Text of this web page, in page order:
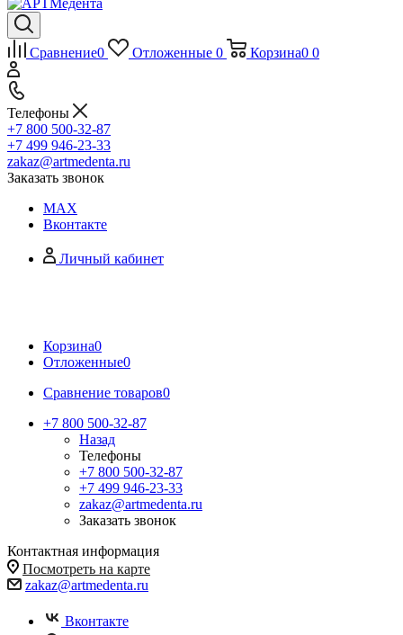
Сравнение0 Отложенные 0 Корзина0 0
Телефоны
+7 800 500-32-87
+7 499 946-23-33
zakaz@artmedenta.ru
Заказать звонок
MAX
Вконтакте
Личный кабинет
Корзина0
Отложенные0
Сравнение товаров0
+7 800 500-32-87
Назад
Телефоны
+7 800 500-32-87
+7 499 946-23-33
zakaz@artmedenta.ru
Заказать звонок
Контактная информация
Посмотреть на карте
zakaz@artmedenta.ru
Вконтакте